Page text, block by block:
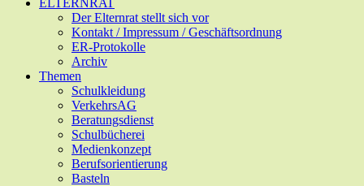
ELTERNRAT
Der Elternrat stellt sich vor
Kontakt / Impressum / Geschäftsordnung
ER-Protokolle
Archiv
Themen
Schulkleidung
VerkehrsAG
Beratungsdienst
Schulbücherei
Medienkonzept
Berufsorientierung
Basteln